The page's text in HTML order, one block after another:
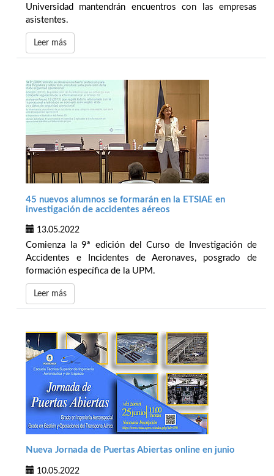
Universidad mantendrán encuentros con las empresas
asistentes.
Leer más
45 nuevos alumnos se formarán en la ETSIAE en
investigación de accidentes aéreos
13.05.2022
Comienza la 9ª edición del Curso de Investigación de
Accidentes e Incidentes de Aeronaves, posgrado de
formación específica de la UPM.
Leer más
Nueva Jornada de Puertas Abiertas online en junio
10.05.2022